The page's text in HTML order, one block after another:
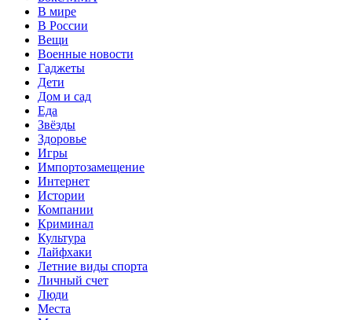
В мире
В России
Вещи
Военные новости
Гаджеты
Дети
Дом и сад
Еда
Звёзды
Здоровье
Игры
Импортозамещение
Интернет
Истории
Компании
Криминал
Культура
Лайфхаки
Летние виды спорта
Личный счет
Люди
Места